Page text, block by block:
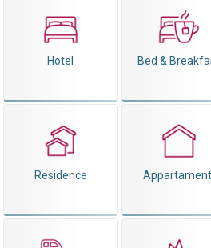
Hotel Bed &
Residence